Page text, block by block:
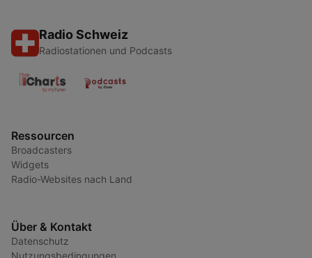
Radio Schweiz
Radiostationen und Podcasts
Ressourcen
Broadcasters
Widgets
Radio-Websites nach Land
Über & Kontakt
Datenschutz
Nutzungsbedingungen